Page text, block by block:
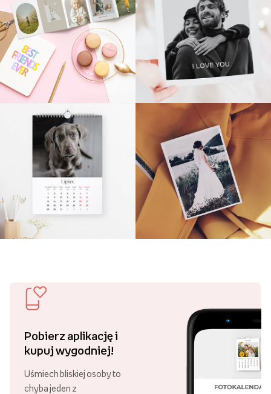
Pobierz aplikację i
kupuj wygodniej!
Uśmiech bliskiej osoby to
chyba jeden z